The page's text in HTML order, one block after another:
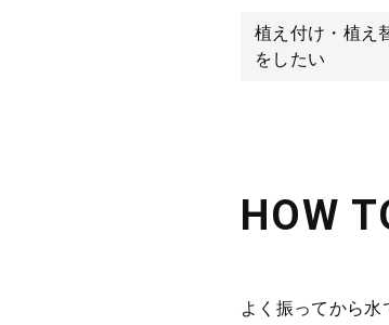
植え付け・植え
をしたい
HOW
よく振ってから水